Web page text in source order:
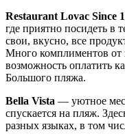
Restaurant Lovac Since
где приятно посидеть
свои, вкусно, все
Много комплиментов от
возможность оплатить
Большого пляжа.
Bella Vista — уютное
спускается на пляж.
разных языках, в том